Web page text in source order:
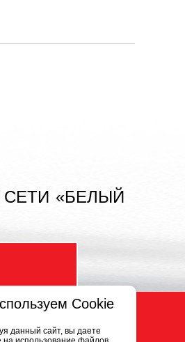
«БЕЛЫЙ
Cookie
данный сайт, вы даете